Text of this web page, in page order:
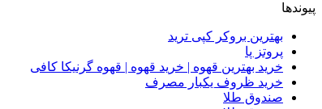
پیوندها
بهترین بروکر کپی ترید
پروتز پا
خرید بهترین قهوه | خرید قهوه | قهوه گرنیکا کافی
خرید ظروف یکبار مصرف
صندوق طلا